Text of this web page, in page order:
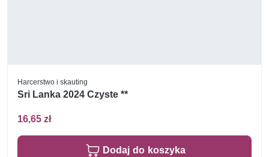
Harcerstwo i skauting
Sri Lanka 2024 Czyste **
16,65 zł
Dodaj do koszyka